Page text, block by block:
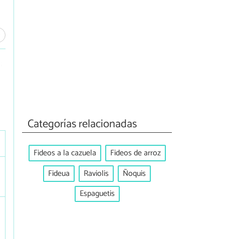
Categorías relacionadas
Fideos a la cazuela
Fideos de arroz
Fideua
Raviolis
Ñoquis
Espaguetis